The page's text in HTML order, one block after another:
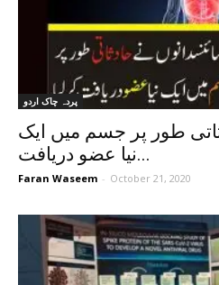
پردہ چاک اردو
طور پر جسم میں ایک
نیا عضو دریافت...
Faran Waseem - October 21, 2020